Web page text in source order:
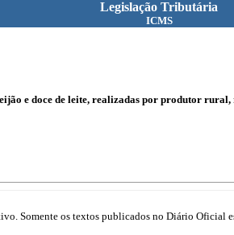
Legislação Tributária
ICMS
e doce de leite, realizadas por produtor
Somente os textos publicados no Diário Oficial